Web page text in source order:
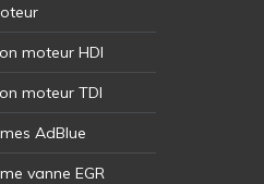
moteur HDI
moteur TDI
AdBlue
vanne EGR